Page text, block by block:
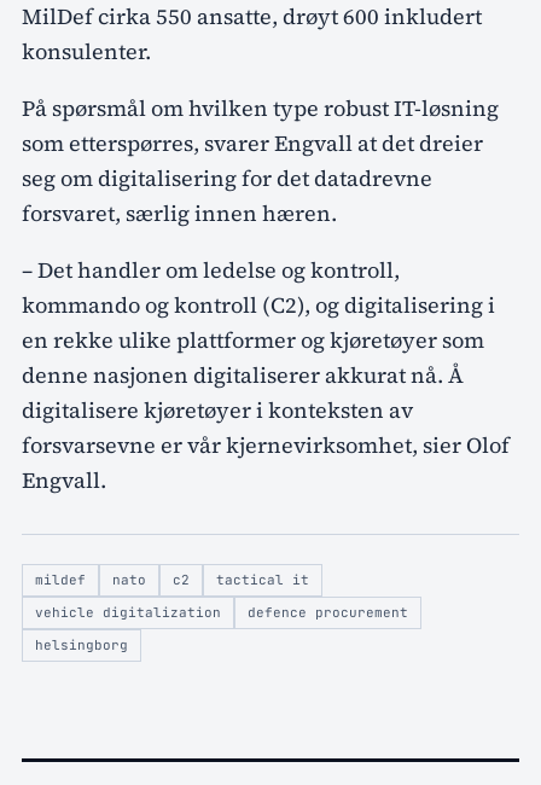
MilDef cirka 550 ansatte, drøyt 600 inkludert
konsulenter.
På spørsmål om hvilken type robust IT-løsning
som etterspørres, svarer Engvall at det dreier
seg om digitalisering for det datadrevne
forsvaret, særlig innen hæren.
– Det handler om ledelse og kontroll,
kommando og kontroll (C2), og digitalisering i
en rekke ulike plattformer og kjøretøyer som
denne nasjonen digitaliserer akkurat nå. Å
digitalisere kjøretøyer i konteksten av
forsvarsevne er vår kjernevirksomhet, sier Olof
Engvall.
mildef nato c2
tactical it
vehicle digitalization
defence procurement
helsingborg